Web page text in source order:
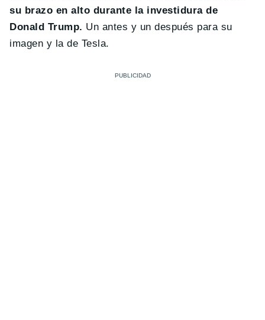
su brazo en alto durante la investidura de
Donald Trump. Un antes y un después para su
imagen y la de Tesla.